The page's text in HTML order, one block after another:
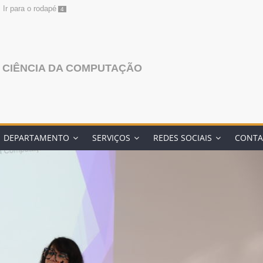
Ir para o rodapé 4
DA COMPUTAÇÃO
DEPARTAMENTO SERVIÇOS REDES SOCIAIS